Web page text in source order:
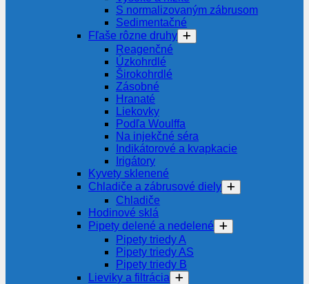
S normalizovaným zábrusom
Sedimentačné
Fľaše rôzne druhy
Reagenčné
Úzkohrdlé
Širokohrdlé
Zásobné
Hranaté
Liekovky
Podľa Woulffa
Na injekčné séra
Indikátorové a kvapkacie
Irigátory
Kyvety sklenené
Chladiče a zábrusové diely
Chladiče
Hodinové sklá
Pipety delené a nedelené
Pipety triedy A
Pipety triedy AS
Pipety triedy B
Lieviky a filtrácia